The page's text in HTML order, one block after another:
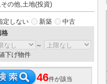
の他,土地(投資)
定しない 新築
中古
～
下げ物件
46件が該当